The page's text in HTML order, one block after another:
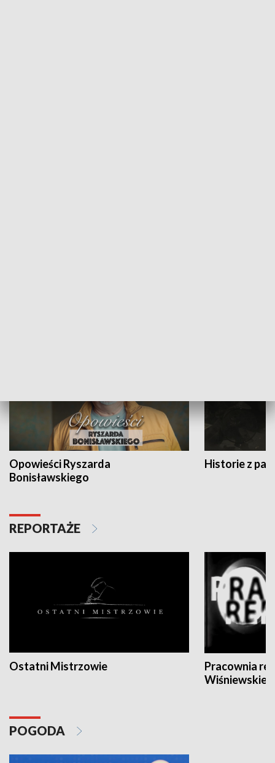
Opowieści Ryszarda
Bonisławskiego
Historie z
REPORTAŻE
Ostatni Mistrzowie
Pracownia
POGODA